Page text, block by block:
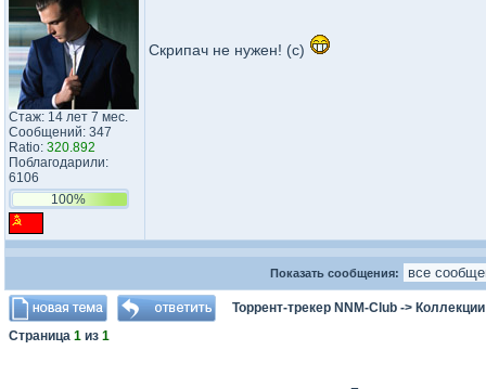
Стаж: 14 лет 7 мес.
Сообщений: 347
Ratio: 320.892
Поблагодарили:
6106
100%
Скрипач не нужен! (с)
Показать сообщения:
Торрент-трекер NNM-Club ->
Страница 1 из 1